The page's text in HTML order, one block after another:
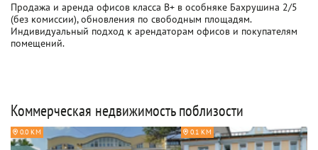
Продажа и аренда офисов класса B+ в особняке Бахрушина 2/5
(без комиссии), обновления по свободным площадям.
Индивидуальный подход к арендаторам офисов и покупателям
помещений.
Коммерческая недвижимость поблизости
0.0 КМ 0.1 КМ